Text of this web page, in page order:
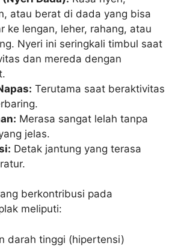
atau berat di dada yang bisa
ke lengan, leher, rahang, atau
Nyeri ini seringkali timbul saat
dan mereda dengan
Terutama saat beraktivitas
Merasa sangat lelah tanpa
jelas.
Detak jantung yang terasa
berkontribusi pada
meliputi:
darah tinggi (hipertensi)